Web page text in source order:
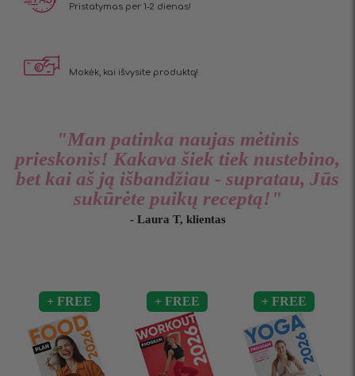
Pristatymas per 1-2 dienas!
Mokėk, kai išvysite produktą!
"Man patinka naujas mėtinis
prieskonis! Kakava šiek tiek nustebino,
bet kai aš ją išbandžiau - supratau, Jūs
sukūrėte puikų receptą!"
- Laura T, klientas